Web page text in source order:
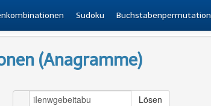
Sudoku Buchstabenpermutation
(Anagramme)
Lösen